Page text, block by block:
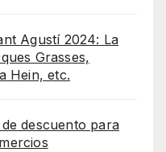
Agustí 2024: La
Grasses,
Hein, etc.
descuento para